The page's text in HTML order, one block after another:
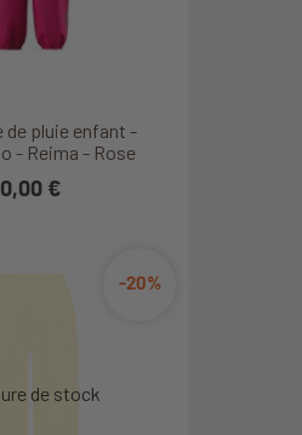
de pluie enfant -
- Reima - Rose
0,00 €
-20%